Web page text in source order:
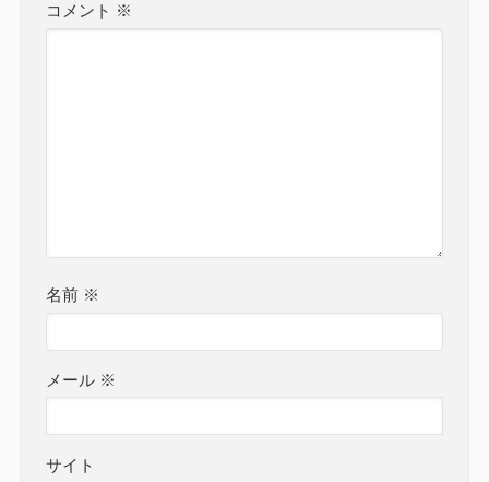
コメント ※
名前 ※
メール ※
サイト